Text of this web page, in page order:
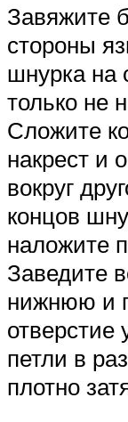
Завяжите
стороны
шнурка на
только не
Сложите
накрест и
вокруг
концов
наложите
Заведите
нижнюю и
отверстие
петли в
плотно